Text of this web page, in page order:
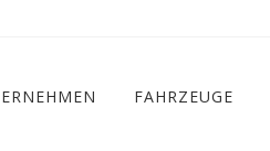
FAHRZEUGE